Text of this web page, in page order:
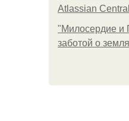
Atlassian
"Милосердие и
заботой о